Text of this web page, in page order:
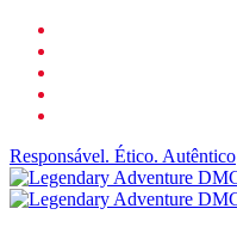
para
conteúdo
principal
Responsável. Ético. Autêntico